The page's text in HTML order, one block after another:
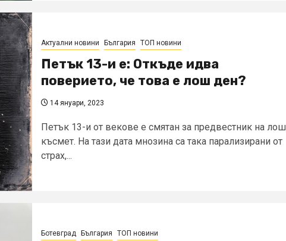
Актуални новини България ТОП новини
Петък 13-и е: Откъде идва
поверието, че това е лош ден?
14 януари, 2023
Петък 13-и от векове е смятан за предвестник на лош
късмет. На тази дата мнозина са така парализирани от
страх,...
Ботевград България ТОП новини